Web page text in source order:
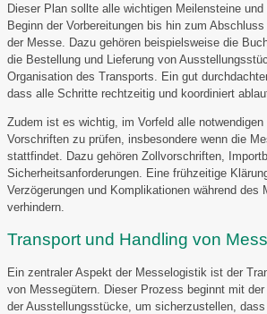
Dieser Plan sollte alle wichtigen Meilensteine
Beginn der Vorbereitungen bis hin zum
der Messe. Dazu gehören beispielsweise die
die Bestellung und Lieferung von
Organisation des Transports. Ein gut
dass alle Schritte rechtzeitig und koordiniert
Zudem ist es wichtig, im Vorfeld alle notwendigen
Vorschriften zu prüfen, insbesondere wenn die
stattfindet. Dazu gehören Zollvorschriften,
Sicherheitsanforderungen. Eine frühzeitige
Verzögerungen und Komplikationen während des
verhindern.
Transport und Handling von
Ein zentraler Aspekt der Messelogistik ist der
von Messegütern. Dieser Prozess beginnt mit
der Ausstellungsstücke, um sicherzustellen,